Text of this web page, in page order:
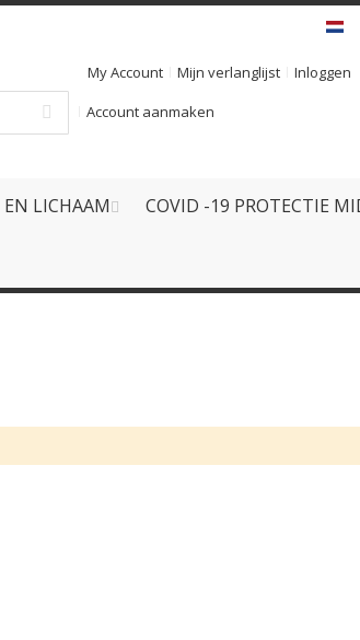
My Account Mijn verlanglijst
Inloggen
Account aanmaken
LICHAAM COVID -19 PROTECTIE